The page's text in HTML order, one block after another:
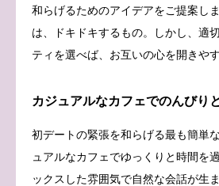
和らげるためのアイデアをご提案し
は、ドキドキするもの。しかし、適
ティを選べば、お互いの心を開きや
カジュアルなカフェでのんびり
初デートの緊張を和らげる最も簡単
ュアルなカフェでゆっくりと時間を
ックスした雰囲気で自然な会話が生